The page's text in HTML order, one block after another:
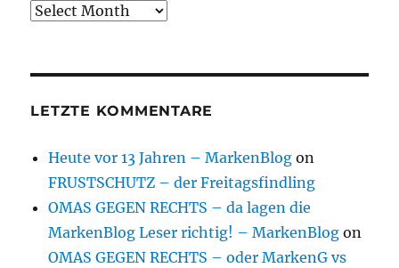
Archive
LETZTE KOMMENTARE
Heute vor 13 Jahren – MarkenBlog on
FRUSTSCHUTZ – der Freitagsfindling
OMAS GEGEN RECHTS – da lagen die
MarkenBlog Leser richtig! – MarkenBlog on
OMAS GEGEN RECHTS – oder MarkenG vs